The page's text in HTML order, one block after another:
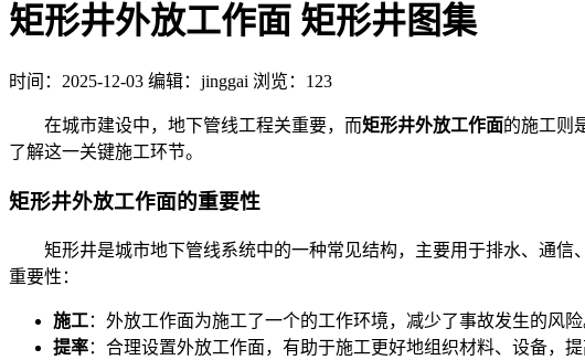
矩形井外放工作面 矩形井图集
时间： 2025-12-03 编辑：jinggai 浏览：123
在城市建设中，地下管线工程关重要，而矩形井外放工作面的施工则
了解这一关键施工环节。
矩形井外放工作面的重要性
矩形井是城市地下管线系统中的一种常见结构，主要用于排水、通信
重要性：
施工：外放工作面为施工了一个的工作环境，减少了事故发生的风险
提率：合理设置外放工作面，有助于施工更好地组织材料、设备，提